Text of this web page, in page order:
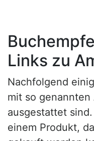
Links zu
Nachfolgend
mit so
ausgestattet
einem Produkt,